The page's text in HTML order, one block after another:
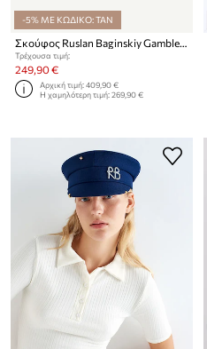
-5% ΜΕ ΚΩΔΙΚΟ: TAN
Σκούφος Ruslan Baginskiy Gambler Hat
Τρέχουσα τιμή:
249,90 €
Αρχική τιμή:409,90 €
Η χαμηλότερη τιμή:269,90 €